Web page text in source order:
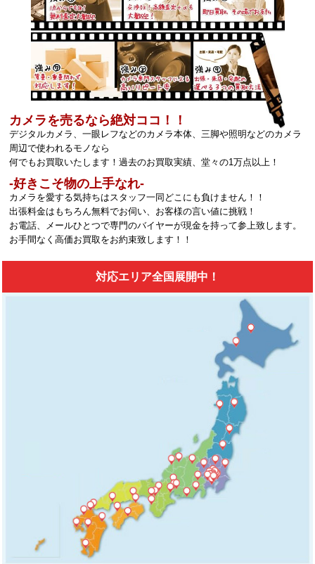
カメラを売るなら絶対ココ！！
デジタルカメラ、一眼レフなどのカメラ本体、三脚や照明などのカメラ
周辺で使われるモノなら
何でもお買取いたします！過去のお買取実績、堂々の1万点以上！
‐好きこそ物の上手なれ‐
カメラを愛する気持ちはスタッフ一同どこにも負けません！！
出張料金はもちろん無料でお伺い、お客様の言い値に挑戦！
お電話、メールひとつで専門のバイヤーが現金を持って参上致します。
お手間なく高価お買取をお約束致します！！
対応エリア全国展開中！